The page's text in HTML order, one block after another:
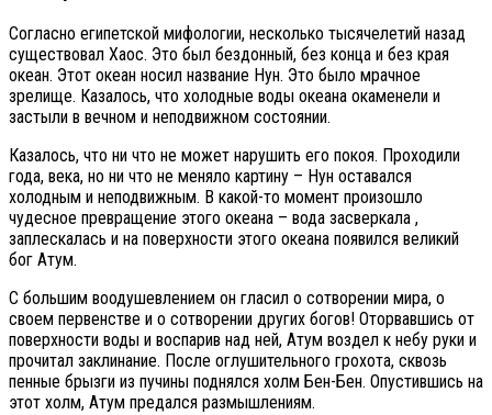
Согласно египетской мифологии, несколько тысячелетий назад
существовал Хаос. Это был бездонный, без конца и без края
океан. Этот океан носил название Нун. Это было мрачное
зрелище. Казалось, что холодные воды океана окаменели и
застыли в вечном и неподвижном состоянии.
Казалось, что ни что не может нарушить его покоя. Проходили
года, века, но ни что не меняло картину – Нун оставался
холодным и неподвижным. В какой-то момент произошло
чудесное превращение этого океана – вода засверкала ,
заплескалась и на поверхности этого океана появился великий
бог Атум.
С большим воодушевлением он гласил о сотворении мира, о
своем первенстве и о сотворении других богов! Оторвавшись от
поверхности воды и воспарив над ней, Атум воздел к небу руки и
прочитал заклинание. После оглушительного грохота, сквозь
пенные брызги из пучины поднялся холм Бен-Бен. Опустившись на
этот холм, Атум предался размышлениям.